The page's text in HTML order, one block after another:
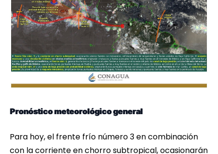
Pronóstico meteorológico general
Para hoy, el frente frío número 3 en combinación
con la corriente en chorro subtropical, ocasionarán